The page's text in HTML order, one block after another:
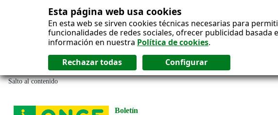
Esta página web usa cookies
En esta web se sirven cookies técnicas necesarias para
funcionalidades de redes sociales, ofrecer publicidad
información en nuestra Política de cookies.
Salto al contenido
Boletín